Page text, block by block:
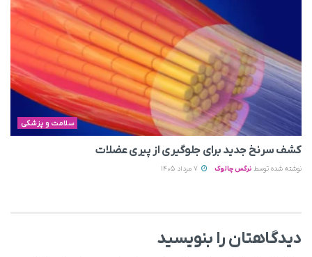
سلامت و پزشکی
کشف سرنخ جدید برای جلوگیری از پیری عضلات
نوشته شده توسط نرگس چالوک
دیدگاهتان را بنویسید